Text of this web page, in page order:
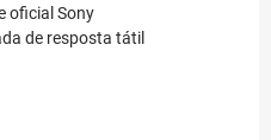
oficial Sony
de resposta tátil